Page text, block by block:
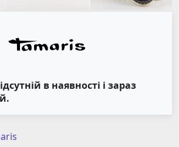
в наявності і зараз